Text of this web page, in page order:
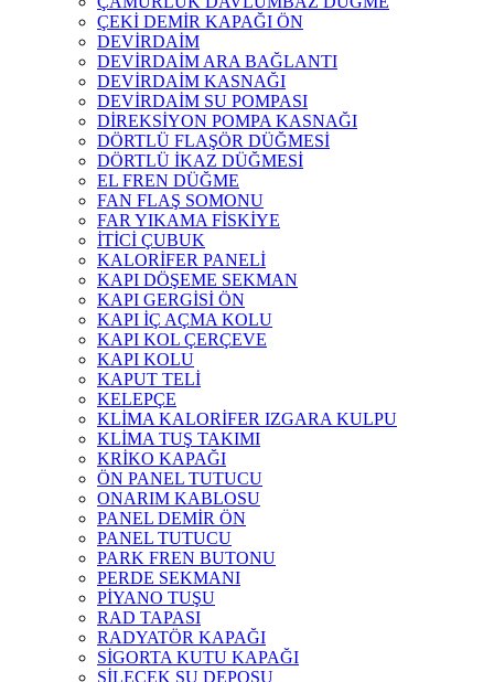
ÇEKİ DEMİR KAPAĞI ÖN
DEVİRDAİM
DEVİRDAİM ARA BAĞLANTI
DEVİRDAİM KASNAĞI
DEVİRDAİM SU POMPASI
DİREKSİYON POMPA KASNAĞI
DÖRTLÜ FLAŞÖR DÜĞMESİ
DÖRTLÜ İKAZ DÜĞMESİ
EL FREN DÜĞME
FAN FLAŞ SOMONU
FAR YIKAMA FİSKİYE
İTİCİ ÇUBUK
KALORİFER PANELİ
KAPI DÖŞEME SEKMAN
KAPI GERGİSİ ÖN
KAPI İÇ AÇMA KOLU
KAPI KOL ÇERÇEVE
KAPI KOLU
KAPUT TELİ
KELEPÇE
KLİMA KALORİFER IZGARA KULPU
KLİMA TUŞ TAKIMI
KRİKO KAPAĞI
ÖN PANEL TUTUCU
ONARIM KABLOSU
PANEL DEMİR ÖN
PANEL TUTUCU
PARK FREN BUTONU
PERDE SEKMANI
PİYANO TUŞU
RAD TAPASI
RADYATÖR KAPAĞI
SİGORTA KUTU KAPAĞI
SİLECEK SU DEPOSU